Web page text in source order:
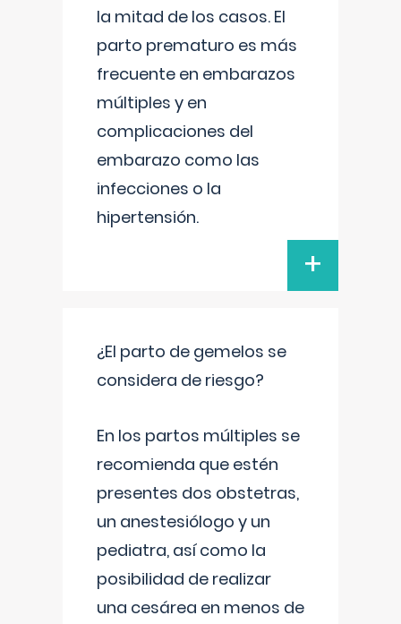
la mitad de los casos. El
parto prematuro es más
frecuente en embarazos
múltiples y en
complicaciones del
embarazo como las
infecciones o la
hipertensión.
+
¿El parto de gemelos se
considera de riesgo?
En los partos múltiples se
recomienda que estén
presentes dos obstetras,
un anestesiólogo y un
pediatra, así como la
posibilidad de realizar
una cesárea en menos de